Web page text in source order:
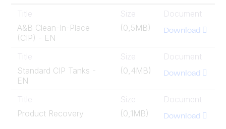
Title
A&B Clean-In-Place
(CIP) - EN
Size
(0,5MB)
Document
Download
Title
Standard CIP Tanks -
EN
Size
(0,4MB)
Document
Download
Title
Product Recovery
Size
(0,1MB)
Document
Download